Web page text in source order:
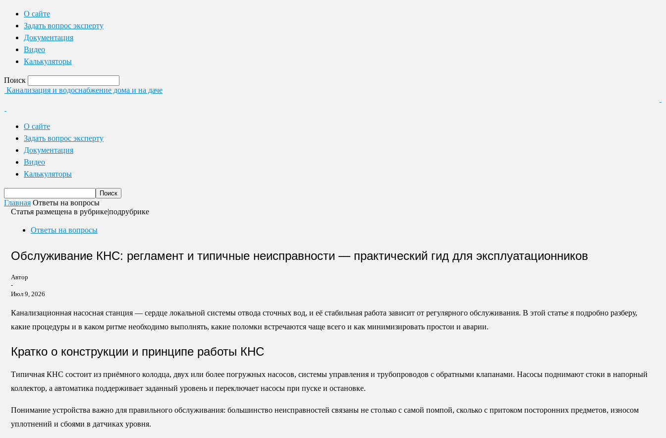
О сайте
Задать вопрос эксперту
Документация
Видео
Калькуляторы
Поиск
Канализация и водоснабжение дома и на даче
О сайте
Задать вопрос эксперту
Документация
Видео
Калькуляторы
Главная Ответы на вопросы
Статья размещена в рубрике|подрубрике
Ответы на вопросы
Обслуживание КНС: регламент и типичные неисправности — практический гид для эксплуатационников
Автор
-
Июл 9, 2026
Канализационная насосная станция — сердце локальной системы отвода сточных вод, и её стабильная работа зависит от регулярного обслуживания. В этой статье я подробно разберу,
какие процедуры и в каком ритме необходимо выполнять, какие поломки встречаются чаще всего и как минимизировать простои и аварии.
Кратко о конструкции и принципе работы КНС
Типичная КНС состоит из приёмного колодца, двух или более погружных насосов, системы управления и трубопроводов с обратными клапанами. Насосы поднимают стоки в напорный
коллектор, а автоматика поддерживает заданный уровень и переключает насосы при пуске и остановке.
Понимание устройства важно для правильного обслуживания: большинство неисправностей связаны не столько с самой помпой, сколько с притоком посторонних предметов, износом
уплотнений и сбоями в датчиках уровня.